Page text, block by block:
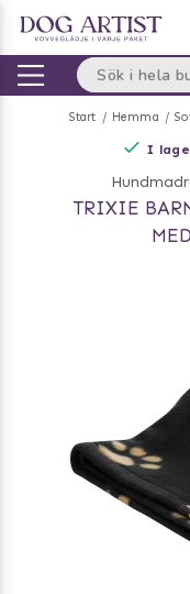
Start Hemma
I
TRIXIE